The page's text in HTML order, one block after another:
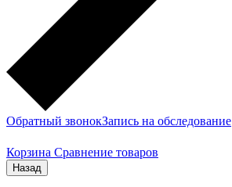
Обратный звонокЗапись на обследование
Корзина Сравнение товаров
Назад